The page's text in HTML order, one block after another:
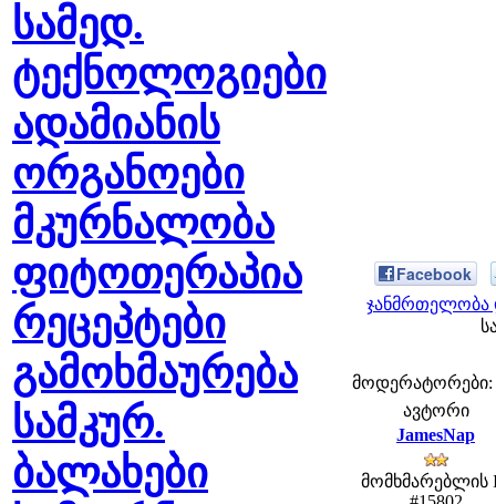
სამედ.
ტექნოლოგიები
ადამიანის
ორგანოები
მკურნალობა
ფიტოთერაპია
რეცეპტები
გამოხმაურება
სამკურ.
ბალახები
Facebook
ჯანმრთელობა
მოდერატორები:
ავტორი
JamesNap
მომხმარებლის